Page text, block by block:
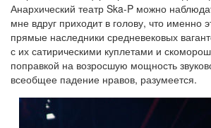
Анархический театр Ska-P можно
мне вдруг приходит в голову, что именно
прямые наследники средневековых
с их сатирическими куплетами и
поправкой на возросшую мощность
всеобщее падение нравов, разумеется.